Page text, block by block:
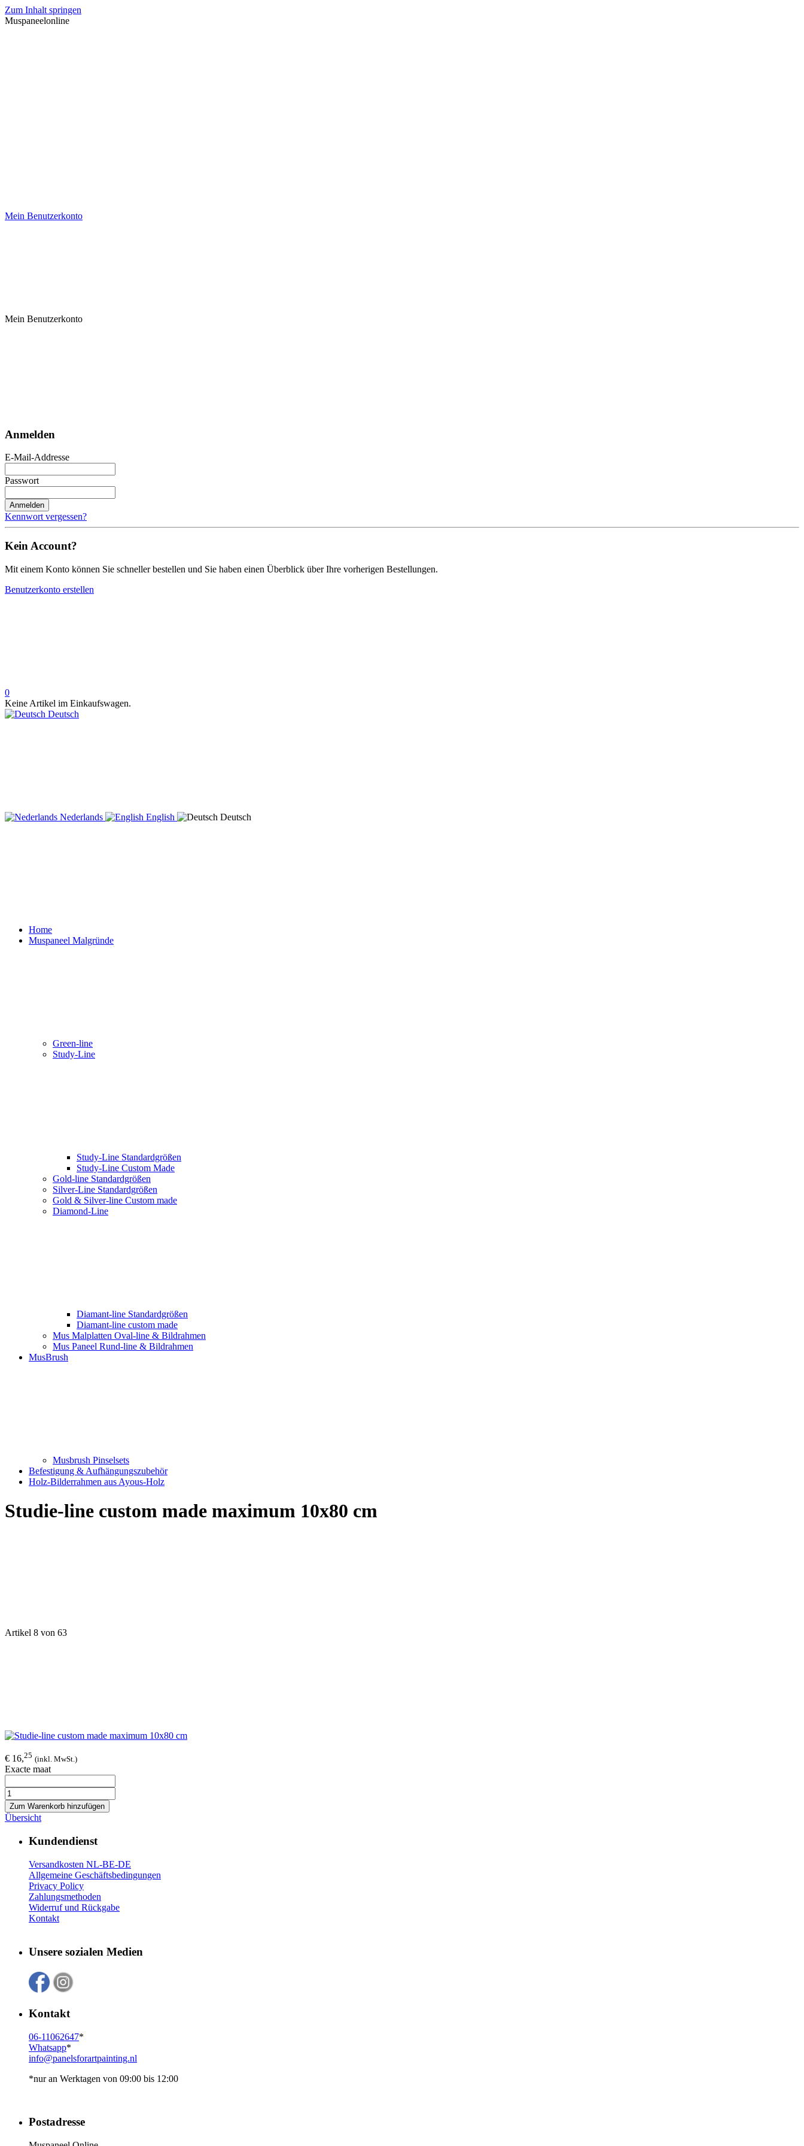
Zum Inhalt springen
Muspaneelonline
Mein Benutzerkonto
Mein Benutzerkonto
Anmelden
E-Mail-Addresse
Passwort
Anmelden
Kennwort vergessen?
Kein Account?
Mit einem Konto können Sie schneller bestellen und Sie haben einen Überblick über Ihre vorherigen Bestellungen.
Benutzerkonto erstellen
0
Keine Artikel im Einkaufswagen.
Deutsch
Nederlands English Deutsch
Home
Muspaneel Malgründe
Green-line
Study-Line
Study-Line Standardgrößen
Study-Line Custom Made
Gold-line Standardgrößen
Silver-Line Standardgrößen
Gold & Silver-line Custom made
Diamond-Line
Diamant-line Standardgrößen
Diamant-line custom made
Mus Malplatten Oval-line & Bildrahmen
Mus Paneel Rund-line & Bildrahmen
MusBrush
Musbrush Pinselsets
Befestigung & Aufhängungszubehör
Holz-Bilderrahmen aus Ayous-Holz
Studie-line custom made maximum 10x80 cm
Artikel 8 von 63
€ 16,25 (inkl. MwSt.)
Exacte maat
Zum Warenkorb hinzufügen
Übersicht
Kundendienst
Versandkosten NL-BE-DE
Allgemeine Geschäftsbedingungen
Privacy Policy
Zahlungsmethoden
Widerruf und Rückgabe
Kontakt
Unsere sozialen Medien
Kontakt
06-11062647*
Whatsapp*
info@panelsforartpainting.nl
*nur an Werktagen von 09:00 bis 12:00
Postadresse